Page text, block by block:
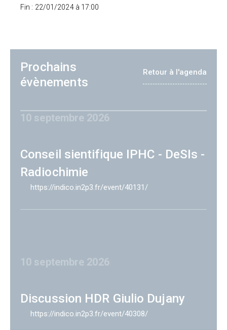
Fin : 22/01/2024 à 17:00
Prochains
évènements
Retour à l'agenda
10 septembre 2026
Conseil sientifique IPHC - DeSIs -
Radiochimie
https://indico.in2p3.fr/event/40131/
10 septembre 2026
Discussion HDR Giulio Dujany
https://indico.in2p3.fr/event/40308/